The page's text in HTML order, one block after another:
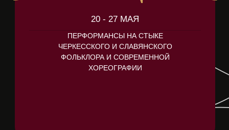
Видеоотчет с
резиденции
Перформансы на стыке черкесского и
славянского фольклора и современной